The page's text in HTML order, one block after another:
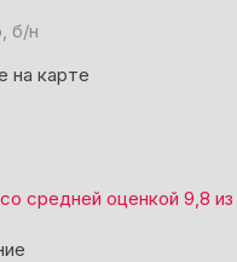
б/н
на карте
средней оценкой 9,8 из